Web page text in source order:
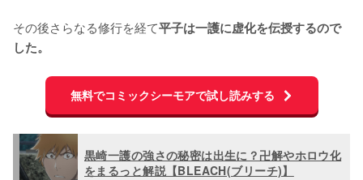
その後さらなる修行を経て平子は一護に虚化を伝授するので
した。
無料でコミックシーモアで試し読みする
黒崎一護の強さの秘密は出生に？卍解やホロウ化
をまるっと解説【BLEACH(ブリーチ)】